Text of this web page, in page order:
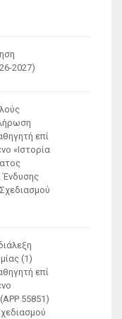
2027)
επί
«Ιστορία
Ένδυσης
(1)
επί
55851)